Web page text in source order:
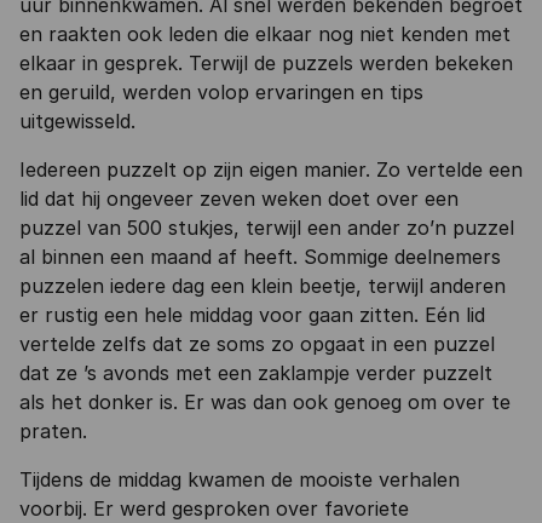
en raakten ook leden die elkaar nog niet kenden met
elkaar in gesprek. Terwijl de puzzels werden bekeken
en geruild, werden volop ervaringen en tips
uitgewisseld.
Iedereen puzzelt op zijn eigen manier. Zo vertelde een
lid dat hij ongeveer zeven weken doet over een
puzzel van 500 stukjes, terwijl een ander zo’n puzzel
al binnen een maand af heeft. Sommige deelnemers
puzzelen iedere dag een klein beetje, terwijl anderen
er rustig een hele middag voor gaan zitten. Eén lid
vertelde zelfs dat ze soms zo opgaat in een puzzel
dat ze ’s avonds met een zaklampje verder puzzelt
als het donker is. Er was dan ook genoeg om over te
praten.
Tijdens de middag kwamen de mooiste verhalen
voorbij. Er werd gesproken over favoriete